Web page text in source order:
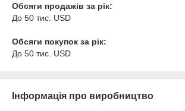
Обсяги продажів за рік:
До 50 тис. USD
Обсяги покупок за рік:
До 50 тис. USD
Інформація про виробництво